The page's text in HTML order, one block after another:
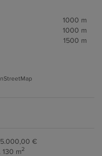
1000 m
1000 m
1500 m
€
130 m2